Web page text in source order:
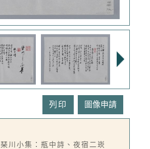
列印
琹川小集：瓶中詩、夜宿二崁